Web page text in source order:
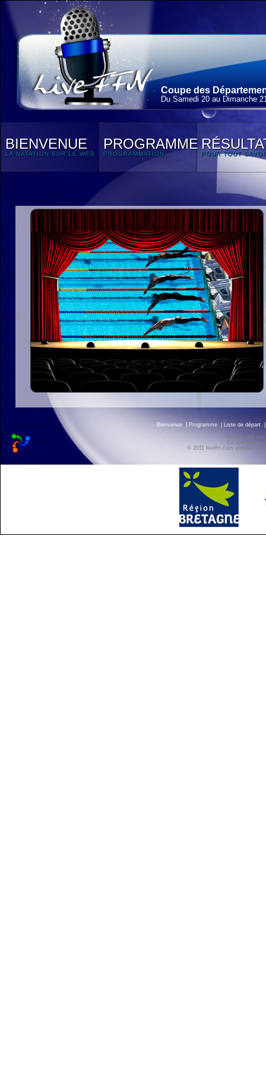
Coupe des
Du Samedi 20 au Dimanche
BIENVENUE
LA NATATION SUR LE WEB
PROGRAMME
PROGRAMMATION POUR TOUT
Bienvenue Programme Liste de départ
liveffn.com
Ce site
© 2011 liveffn.com version :